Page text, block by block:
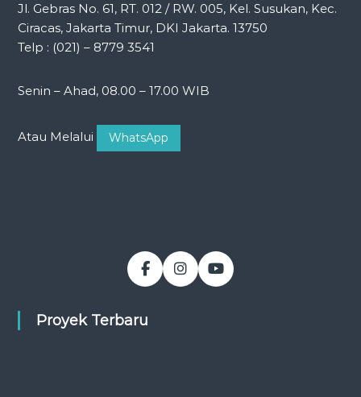
Jl. Gebras No. 61, RT. 012 / RW. 005, Kel. Susukan, Kec.
Ciracas, Jakarta Timur, DKI Jakarta. 13750
Telp : (021) – 8779 3541
Senin – Ahad, 08.00 – 17.00 WIB
Atau Melalui WhatsApp
Proyek Terbaru